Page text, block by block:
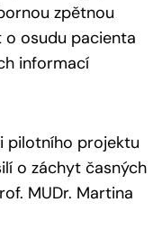
zpětnou
osudu pacienta
informací
pilotního projektu
o záchyt časných
MUDr. Martina